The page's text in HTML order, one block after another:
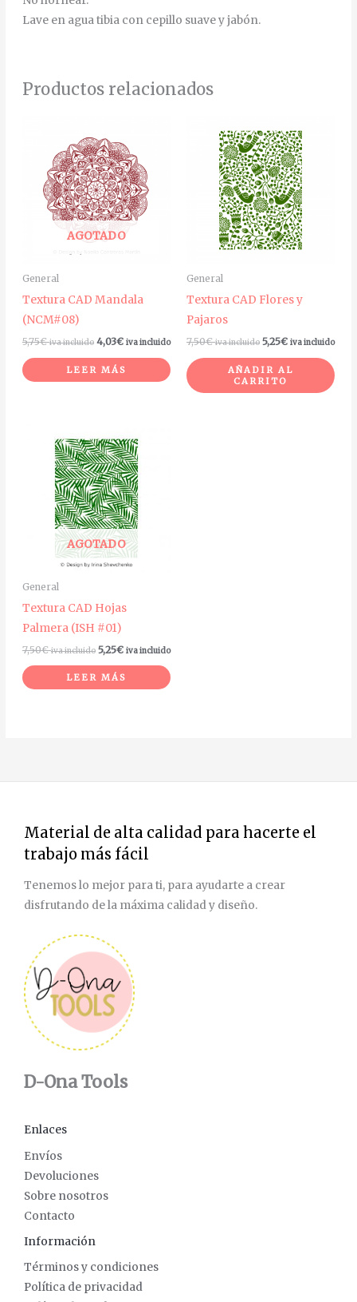
Lave en agua tibia con cepillo suave y jabón.
Productos relacionados
AGOTADO
General
Textura CAD Mandala
(NCM#08)
5,75€ iva incluido 4,03€ iva incluido
LEER MÁS
General
Textura CAD Flores y
Pajaros
7,50€ iva incluido 5,25€ iva incluido
AÑADIR AL
CARRITO
AGOTADO
General
Textura CAD Hojas
Palmera (ISH #01)
7,50€ iva incluido 5,25€ iva incluido
LEER MÁS
Material de alta calidad para hacerte el
trabajo más fácil
Tenemos lo mejor para ti, para ayudarte a crear
disfrutando de la máxima calidad y diseño.
D-Ona Tools
Enlaces
Envíos
Devoluciones
Sobre nosotros
Contacto
Información
Términos y condiciones
Política de privacidad